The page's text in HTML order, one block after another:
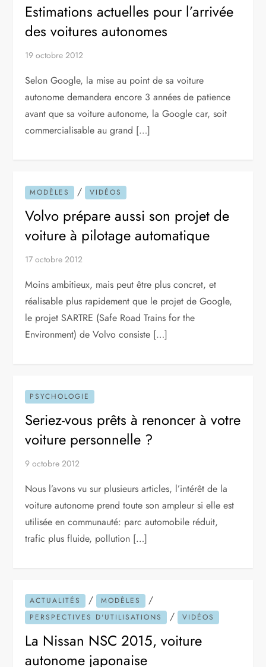
Estimations actuelles pour l’arrivée
des voitures autonomes
19 octobre 2012
Selon Google, la mise au point de sa voiture
autonome demandera encore 3 années de patience
avant que sa voiture autonome, la Google car, soit
commercialisable au grand […]
MODÈLES / VIDÉOS
Volvo prépare aussi son projet de
voiture à pilotage automatique
17 octobre 2012
Moins ambitieux, mais peut être plus concret, et
réalisable plus rapidement que le projet de Google,
le projet SARTRE (Safe Road Trains for the
Environment) de Volvo consiste […]
PSYCHOLOGIE
Seriez-vous prêts à renoncer à votre
voiture personnelle ?
9 octobre 2012
Nous l’avons vu sur plusieurs articles, l’intérêt de la
voiture autonome prend toute son ampleur si elle est
utilisée en communauté: parc automobile réduit,
trafic plus fluide, pollution […]
ACTUALITÉS / MODÈLES /
PERSPECTIVES D'UTILISATIONS / VIDÉOS
La Nissan NSC 2015, voiture
autonome japonaise